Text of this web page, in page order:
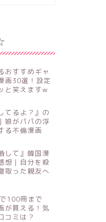
おすすめギャ
画30選！設定
と笑えますw
てるよ？』の
娘がパパの浮
る不倫漫画
して』韓国漫
想｜自分を殺
取った親友へ
100冊まで
が買える！気
コミは？